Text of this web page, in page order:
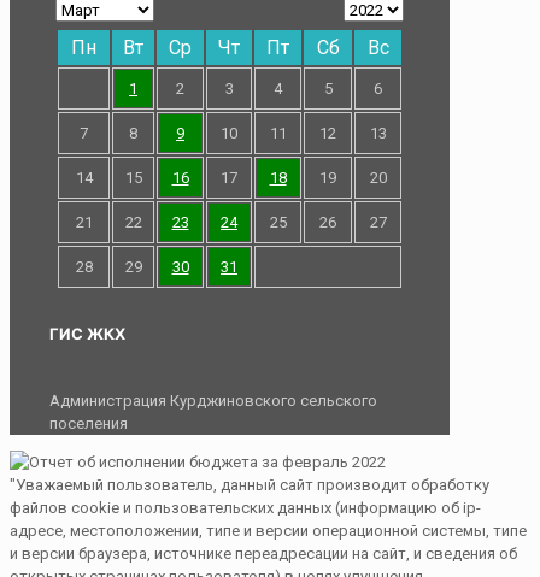
Пн Вт Ср Чт Пт Сб Вс
1 2 3 4 5 6
7 8 9 10 11 12 13
14 15 16 17 18 19 20
21 22 23 24 25 26 27
28 29 30 31
ГИС ЖКХ
Администрация Курджиновского сельского
поселения
"Уважаемый пользователь, данный сайт производит обработку
файлов cookie и пользовательских данных (информацию об ip-
адресе, местоположении, типе и версии операционной системы, типе
и версии браузера, источнике переадресации на сайт, и сведения об